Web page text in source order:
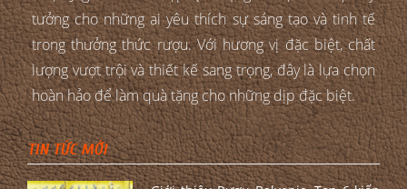
tưởng cho những ai yêu thích sự sáng tạo và tinh tế
trong thưởng thức rượu. Với hương vị đặc biệt, chất
lượng vượt trội và thiết kế sang trọng, đây là lựa chọn
hoàn hảo để làm quà tặng cho những dịp đặc biệt.
TIN TỨC MỚI